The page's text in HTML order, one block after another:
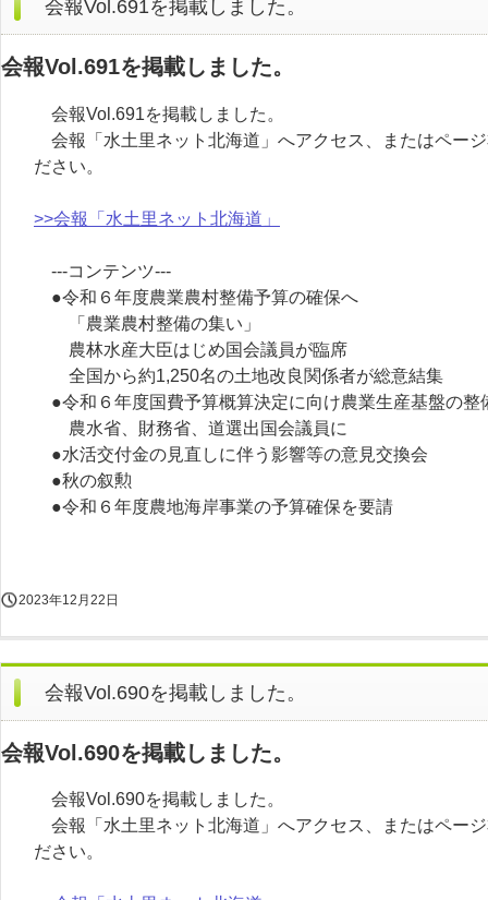
会報Vol.691を掲載しました。
会報Vol.691を掲載しました。
会報Vol.691を掲載しました。
会報「水土里ネット北海道」へアクセス、またはペー
ださい。
>>会報「水土里ネット北海道」
---コンテンツ---
●令和６年度農業農村整備予算の確保へ
「農業農村整備の集い」
農林水産大臣はじめ国会議員が臨席
全国から約1,250名の土地改良関係者が総意結集
●令和６年度国費予算概算決定に向け農業生産基盤の整
農水省、財務省、道選出国会議員に
●水活交付金の見直しに伴う影響等の意見交換会
●秋の叙勲
●令和６年度農地海岸事業の予算確保を要請
2023年12月22日
会報Vol.690を掲載しました。
会報Vol.690を掲載しました。
会報Vol.690を掲載しました。
会報「水土里ネット北海道」へアクセス、またはペー
ださい。